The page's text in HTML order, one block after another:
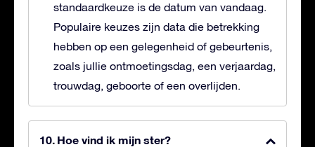
standaardkeuze is de datum van vandaag.
Populaire keuzes zijn data die betrekking
hebben op een gelegenheid of gebeurtenis,
zoals jullie ontmoetingsdag, een verjaardag,
trouwdag, geboorte of een overlijden.
Hoe vind ik mijn ster?